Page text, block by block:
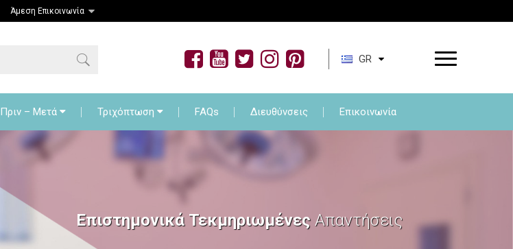
Άμεση Επικοινωνία
GR
Πριν – Μετά Τριχόπτωση FAQs Διευθύνσεις Επικοινωνία
Επιστημονικά Τεκμηριωμένες Απαντήσεις